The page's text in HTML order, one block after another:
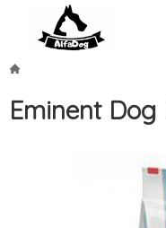
Eminent Dog